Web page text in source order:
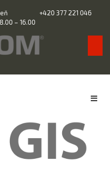
+420 377 221 046
– 16.00